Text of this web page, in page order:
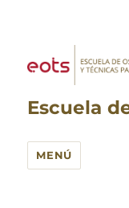
Escuela
MENÚ